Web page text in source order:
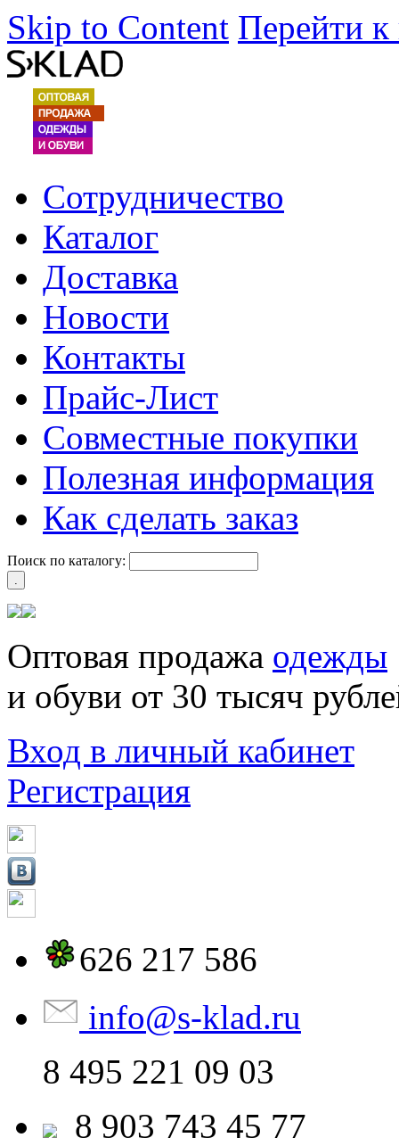
Skip to Content Перейти к
Сотрудничество
Каталог
Доставка
Новости
Контакты
Прайс-Лист
Совместные покупки
Полезная информация
Как сделать заказ
Поиск по каталогу:
Оптовая продажа одежды
и обуви от 30 тысяч
Вход в личный кабинет
Регистрация
626 217 586
info@s-klad.ru
8 495 221 09 03
8 903 743 45 77